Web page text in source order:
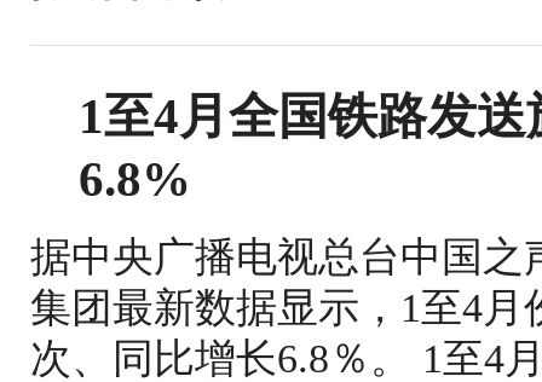
1至4月全国铁路发
6.8%
据中央广播电视总台中国
集团最新数据显示，1至4月
次、同比增长6.8％。 1至4